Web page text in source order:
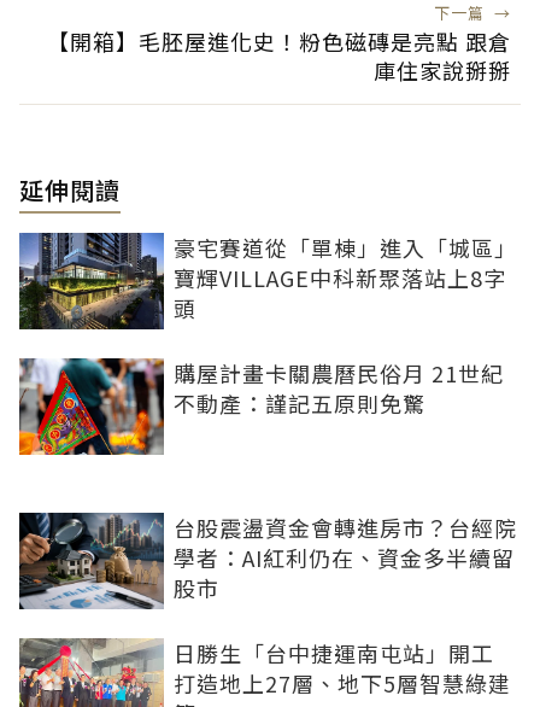
下一篇 →
【開箱】毛胚屋進化史！粉色磁磚是亮點 跟倉
庫住家說掰掰
延伸閱讀
豪宅賽道從「單棟」進入「城區」
寶輝VILLAGE中科新聚落站上8字
頭
購屋計畫卡關農曆民俗月 21世紀
不動產：謹記五原則免驚
台股震盪資金會轉進房市？台經院
學者：AI紅利仍在、資金多半續留
股市
日勝生「台中捷運南屯站」開工
打造地上27層、地下5層智慧綠建